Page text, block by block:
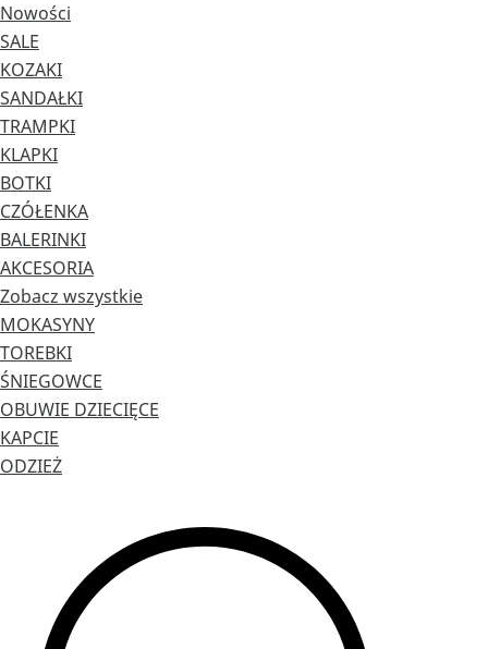
Nowości
SALE
KOZAKI
SANDAŁKI
TRAMPKI
KLAPKI
BOTKI
CZÓŁENKA
BALERINKI
AKCESORIA
Zobacz wszystkie
MOKASYNY
TOREBKI
ŚNIEGOWCE
OBUWIE DZIECIĘCE
KAPCIE
ODZIEŻ